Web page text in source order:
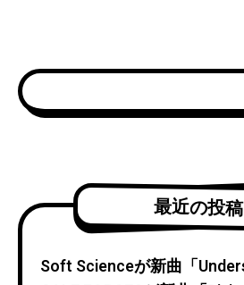
最近の投稿
Soft Scienceが新曲「